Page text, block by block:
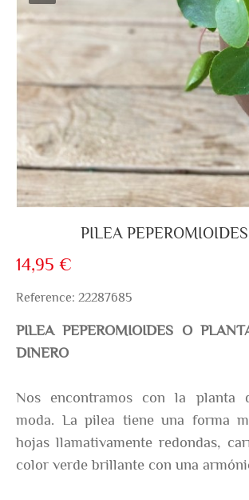
PILEA PEPEROMIOIDES
14,95 €
Reference: 22287685
PILEA PEPEROMIOIDES O
DINERO
Nos encontramos con la planta
moda. La pilea tiene una forma
hojas llamativamente redondas,
color verde brillante con una